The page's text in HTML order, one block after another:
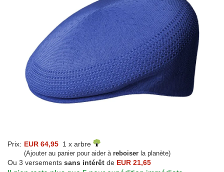
Prix: EUR 64,95 1 x arbre
(Ajouter au panier pour aider à reboiser la planète)
Ou 3 versements sans intérêt de EUR 21,65